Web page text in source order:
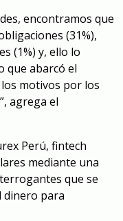
encontramos que
(31%),
(1%) y, ello lo
que abarcó el
motivos por los
agrega el
Perú, fintech
mediante una
que se
dinero para